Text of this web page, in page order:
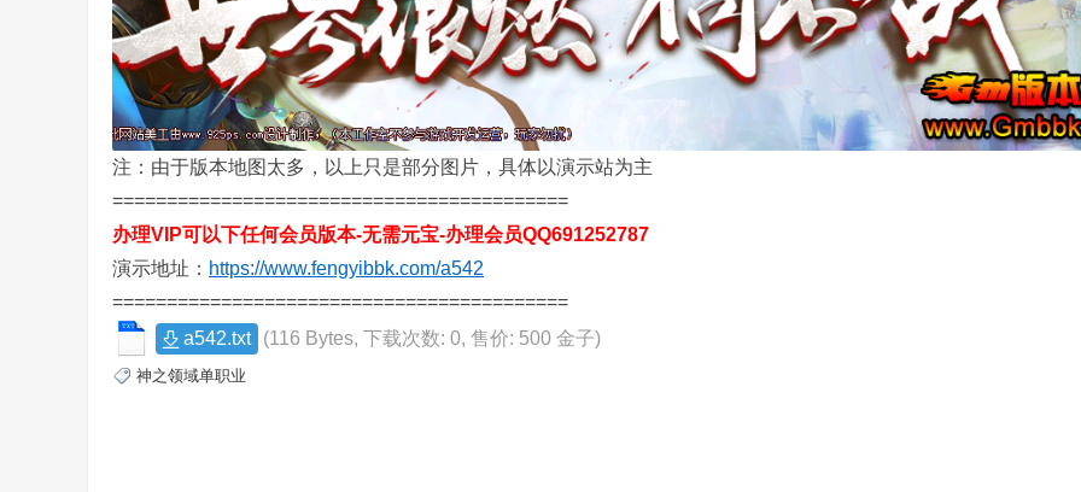
注：由于版本地图太多，以上只是部分图片，具体以演示站为主
==========================================
办理VIP可以下任何会员版本-无需元宝-办理会员QQ691252787
演示地址： https://www.fengyibbk.com/a542
==========================================
a542.txt
(116 Bytes, 下载次数: 0, 售价: 500 金子)
神之领域单职业